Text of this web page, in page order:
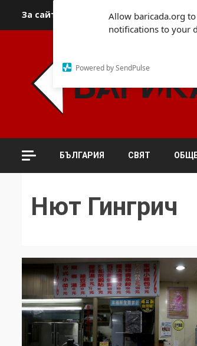
Allow baricada.org
notifications to your
Powered by SendPulse
За сайта За контакти За
БЪЛГАРИЯ СВЯТ
Нют Гингрич